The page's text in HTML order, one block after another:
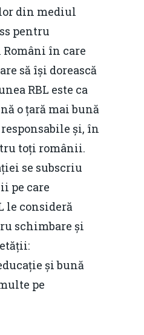
din mediul
pentru
în care
să își dorească
RBL este ca
o țară mai bună
și, în
toți românii.
se subscriu
pe care
le consideră
schimbare și
și bună
pe